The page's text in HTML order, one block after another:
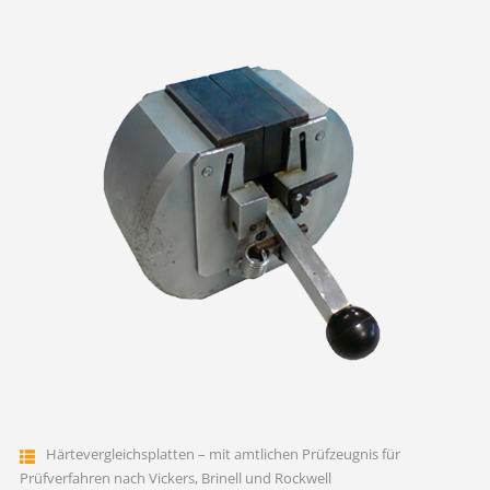
Härtevergleichsplatten – mit amtlichen Prüfzeugnis für
Prüfverfahren nach Vickers, Brinell und Rockwell